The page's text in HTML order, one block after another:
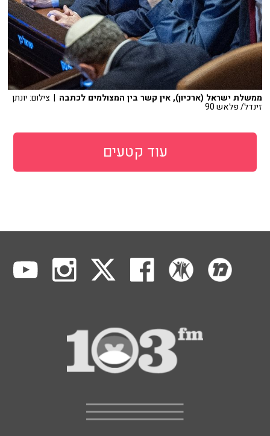
ממשלת ישראל (ארכיון), אין קשר בין המצולמים לכתבה | צילום: יונתן
זינדל/ פלאש 90
עוד קטעים